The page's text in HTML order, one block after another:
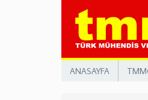
ANASAYFA